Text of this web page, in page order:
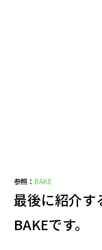
参照： BAKE
最後に紹介す
BAKEです。